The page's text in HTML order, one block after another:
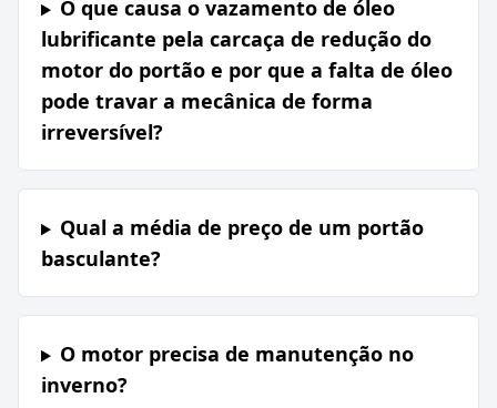
O que causa o vazamento de óleo
lubrificante pela carcaça de redução do
motor do portão e por que a falta de óleo
pode travar a mecânica de forma
irreversível?
Qual a média de preço de um portão
basculante?
O motor precisa de manutenção no
inverno?